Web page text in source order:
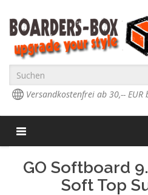
Versandkostenfrei ab 30,--
GO Softboard
Soft Top